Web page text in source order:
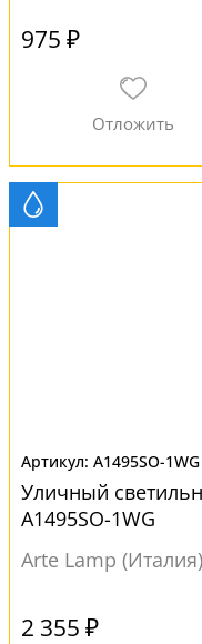
975 ₽
A1495SO-1WG
Уличный
A1495SO-1WG
Arte Lamp (Италия)
2 355 ₽